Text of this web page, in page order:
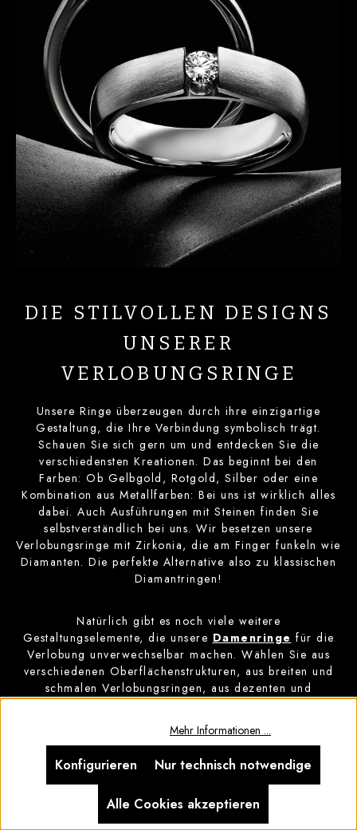
DIE STILVOLLEN DESIGNS
UNSERER
VERLOBUNGSRINGE
Unsere Ringe überzeugen durch ihre einzigartige
Gestaltung, die Ihre Verbindung symbolisch trägt.
Schauen Sie sich gern um und entdecken Sie die
verschiedensten Kreationen. Das beginnt bei den
Farben: Ob Gelbgold, Rotgold, Silber oder eine
Kombination aus Metallfarben: Bei uns ist wirklich alles
dabei. Auch Ausführungen mit Steinen finden Sie
selbstverständlich bei uns. Wir besetzen unsere
Verlobungsringe mit Zirkonia, die am Finger funkeln wie
Diamanten. Die perfekte Alternative also zu klassischen
Diamantringen!
Natürlich gibt es noch viele weitere
Gestaltungselemente, die unsere Damenringe für die
Verlobung unverwechselbar machen. Wählen Sie aus
verschiedenen Oberflächenstrukturen, aus breiten und
schmalen Verlobungsringen, aus dezenten und
Mehr Informationen ...
Nur technisch notwendige
Konfigurieren
Alle Cookies akzeptieren